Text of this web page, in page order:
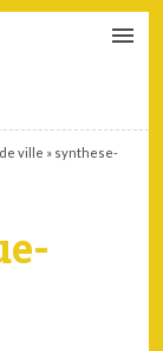
ville » synthese-